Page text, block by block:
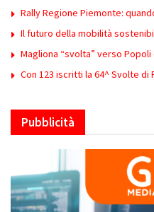
Rally Regione Piemonte:
Il futuro della mobilità
Magliona “svolta” verso Popoli
Con 123 iscritti la 64^ Svolte di
Pubblicità